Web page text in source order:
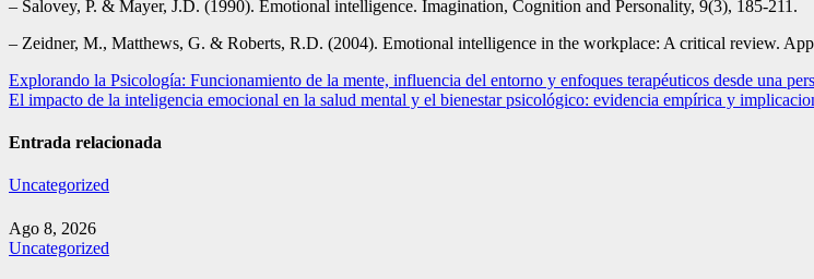
– Salovey, P. & Mayer, J.D. (1990). Emotional intelligence. Imagination, Cognition and Personality, 9(3), 185-211.
– Zeidner, M., Matthews, G. & Roberts, R.D. (2004). Emotional intelligence in the workplace: A critical review.
Navegación
de
entradas
Explorando la Psicología: Funcionamiento de la mente, influencia del entorno y enfoques terapéuticos desde una
El impacto de la inteligencia emocional en la salud mental y el bienestar psicológico: evidencia empírica y
Entrada relacionada
Uncategorized
Ago 8, 2026
Uncategorized